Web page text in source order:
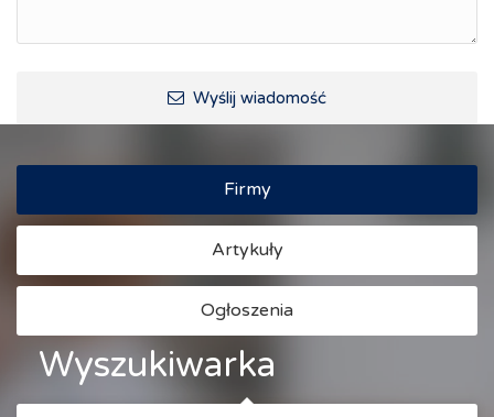
Wyślij wiadomość
Firmy
Artykuły
Ogłoszenia
Wyszukiwarka